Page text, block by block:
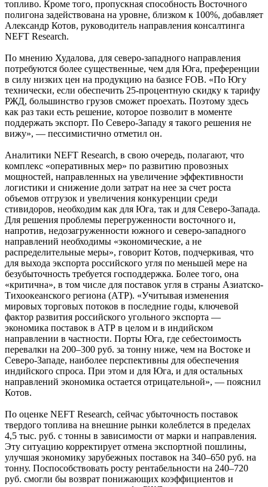
топливо. Кроме того, пропускная способность Восточного
полигона задействована на уровне, близком к 100%, добавляет
Александр Котов, руководитель направления консалтинга
NEFT Research.
По мнению Худалова, для северо-западного направления
потребуются более существенные, чем для Юга, преференции
в силу низких цен на продукцию на базисе FOB. «По Югу
технически, если обеспечить 25-процентную скидку к тарифу
РЖД, большинство грузов сможет проехать. Поэтому здесь
как раз таки есть решение, которое позволит в моменте
поддержать экспорт. По Северо-Западу я такого решения не
вижу», — пессимистично отметил он.
Аналитики NEFT Research, в свою очередь, полагают, что
комплекс «оперативных мер» по развитию провозных
мощностей, направленных на увеличение эффективности
логистики и снижение доли затрат на нее за счет роста
объемов отгрузок и увеличения конкуренции среди
стивидоров, необходим как для Юга, так и для Северо-Запада.
Для решения проблемы перегруженности восточного и,
напротив, недозагруженности южного и северо-западного
направлений необходимы «экономические, а не
распределительные меры», говорит Котов, подчеркивая, что
для выхода экспорта российского угля по меньшей мере на
безубыточность требуется господдержка. Более того, она
«критична», в том числе для поставок угля в страны Азиатско-
Тихоокеанского региона (АТР). «Учитывая изменения
мировых торговых потоков в последние годы, ключевой
фактор развития российского угольного экспорта —
экономика поставок в АТР в целом и в индийском
направлении в частности. Порты Юга, где себестоимость
перевалки на 200–300 руб. за тонну ниже, чем на Востоке и
Северо-Западе, наиболее перспективны для обеспечения
индийского спроса. При этом и для Юга, и для остальных
направлений экономика остается отрицательной», — пояснил
Котов.
По оценке NEFT Research, сейчас убыточность поставок
твердого топлива на внешние рынки колеблется в пределах
4,5 тыс. руб. с тонны в зависимости от марки и направления.
Эту ситуацию корректирует отмена экспортной пошлины,
улучшая экономику зарубежных поставок на 340–650 руб. на
тонну. Поспособствовать росту рентабельности на 240–720
руб. смогли бы возврат понижающих коэффициентов и